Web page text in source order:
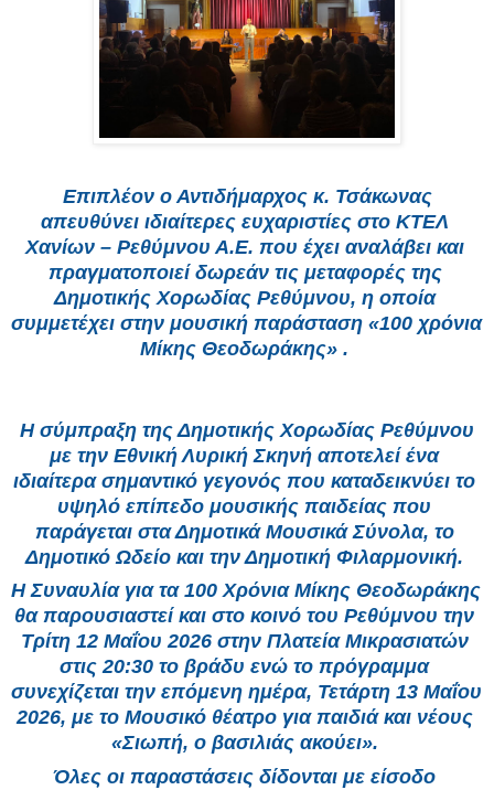
απευθύνει ιδιαίτερες ευχαριστίες στο ΚΤΕΛ
Χανίων – Ρεθύμνου Α.Ε. που έχει αναλάβει και
πραγματοποιεί δωρεάν τις μεταφορές της
Δημοτικής Χορωδίας Ρεθύμνου, η οποία
συμμετέχει στην μουσική παράσταση «100 χρόνια
Μίκης Θεοδωράκης» .
με την Εθνική Λυρική Σκηνή αποτελεί ένα
ιδιαίτερα σημαντικό γεγονός που καταδεικνύει το
υψηλό επίπεδο μουσικής παιδείας που
παράγεται στα Δημοτικά Μουσικά Σύνολα, το
Δημοτικό Ωδείο και την Δημοτική Φιλαρμονική.
Η Συναυλία για τα 100 Χρόνια Μίκης Θεοδωράκης
θα παρουσιαστεί και στο κοινό του Ρεθύμνου την
Τρίτη 12 Μαΐου 2026 στην Πλατεία Μικρασιατών
στις 20:30 το βράδυ ενώ το πρόγραμμα
συνεχίζεται την επόμενη ημέρα, Τετάρτη 13 Μαΐου
2026, με το Μουσικό θέατρο για παιδιά και νέους
«Σιωπή, ο βασιλιάς ακούει».
Όλες οι παραστάσεις δίδονται με είσοδο